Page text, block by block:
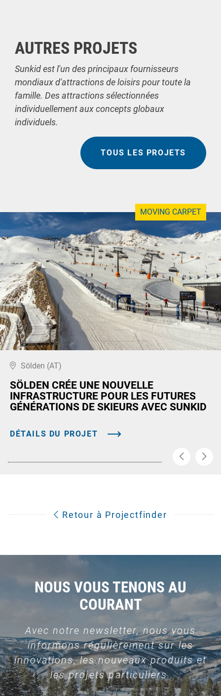
AUTRES PROJETS
Sunkid est l'un des principaux fournisseurs
mondiaux d'attractions de loisirs pour toute la
famille. Des attractions sélectionnées
individuellement aux concepts globaux
individuels.
TOUS LES PROJETS
MOVING CARPET
Sölden (AT)
SÖLDEN CRÉE UNE NOUVELLE
INFRASTRUCTURE POUR LES FUTURES
GÉNÉRATIONS DE SKIEURS AVEC SUNKID
DÉTAILS DU PROJET
Retour à Projectfinder
NOUS VOUS TENONS AU
COURANT
Avec notre newsletter, nous vous
informons régulièrement sur les
innovations, les nouveaux produits et
les projets particuliers.